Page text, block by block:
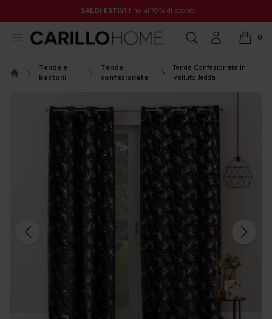
SALDI ESTIVI fino al 70% di sconto
Open menu Cerca Account 0
items
Tende e
bastoni
Tende
confezionate
Tenda Confezionata In
Velluto Jedda